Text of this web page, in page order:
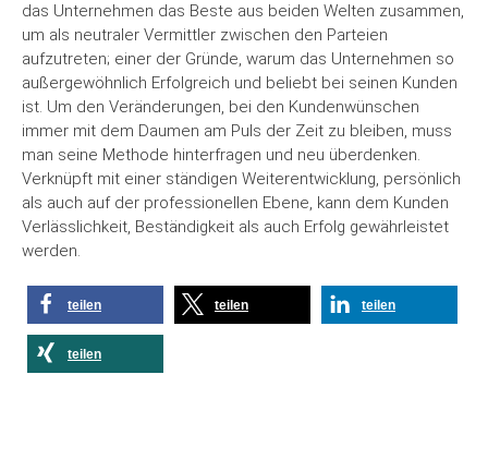
das Unternehmen das Beste aus beiden Welten zusammen,
um als neutraler Vermittler zwischen den Parteien
aufzutreten; einer der Gründe, warum das Unternehmen so
außergewöhnlich Erfolgreich und beliebt bei seinen Kunden
ist. Um den Veränderungen, bei den Kundenwünschen
immer mit dem Daumen am Puls der Zeit zu bleiben, muss
man seine Methode hinterfragen und neu überdenken.
Verknüpft mit einer ständigen Weiterentwicklung, persönlich
als auch auf der professionellen Ebene, kann dem Kunden
Verlässlichkeit, Beständigkeit als auch Erfolg gewährleistet
werden.
teilen teilen teilen
teilen